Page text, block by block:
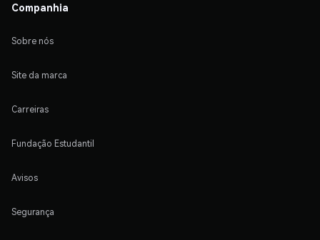
Companhia
Sobre nós
Site da marca
Carreiras
Fundação Estudantil
Avisos
Segurança